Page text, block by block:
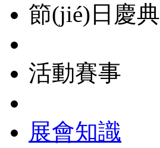
節(jié)日慶典
活動賽事
展會知識